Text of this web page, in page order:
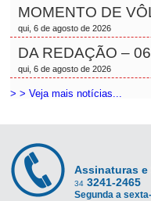
MOMENTO DE
qui, 6 de agosto de 2026
DA REDAÇÃO –
qui, 6 de agosto de 2026
> > Veja mais notícias...
Assinaturas e
34 3241-2465
Segunda a